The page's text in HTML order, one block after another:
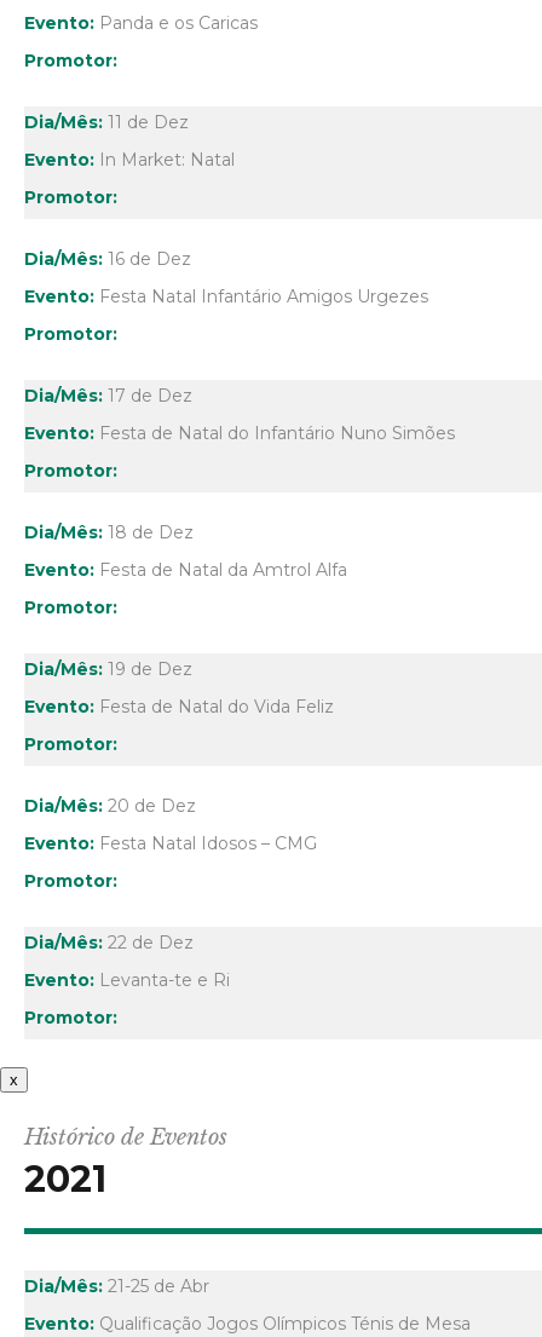
Panda e os Caricas
11 de Dez
In Market: Natal
16 de Dez
Festa Natal Infantário Amigos Urgezes
17 de Dez
Festa de Natal do Infantário Nuno Simões
18 de Dez
Festa de Natal da Amtrol Alfa
19 de Dez
Festa de Natal do Vida Feliz
20 de Dez
Festa Natal Idosos – CMG
22 de Dez
Levanta-te e Ri
x
Histórico de Eventos
2021
21-25 de Abr
Qualificação Jogos Olímpicos Ténis de Mesa